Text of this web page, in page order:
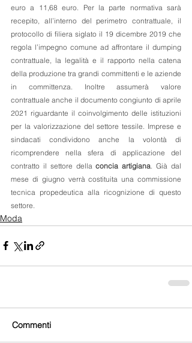
euro a 11,68 euro. Per la parte normativa sarà
recepito, all’interno del perimetro contrattuale, il
protocollo di filiera siglato il 19 dicembre 2019 che
regola l’impegno comune ad affrontare il dumping
contrattuale, la legalità e il rapporto nella catena
della produzione tra grandi committenti e le aziende
in committenza. Inoltre assumerà valore
contrattuale anche il documento congiunto di aprile
2021 riguardante il coinvolgimento delle istituzioni
per la valorizzazione del settore tessile. Imprese e
sindacati condividono anche la volontà di
ricomprendere nella sfera di applicazione del
contratto il settore della concia artigiana . Già dal
mese di giugno verrà costituita una commissione
tecnica propedeutica alla ricognizione di questo
settore.
Moda
Commenti